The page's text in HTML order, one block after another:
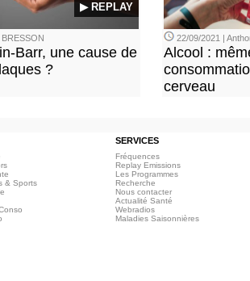
▶ REPLAY
Barr, une cause de
?
22/09/2021 |
Alcool :
cerveau
SERVICES
& Sports
Fréquences
Replay Emissions
Les Programmes
Recherche
Nous contacter
Actualité Santé
Webradios
Maladies Saisonnières